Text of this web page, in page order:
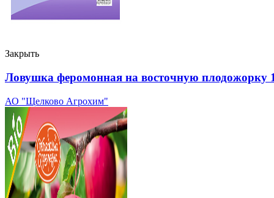
Закрыть
Ловушка феромонная на восточную
АО "Щелково Агрохим"